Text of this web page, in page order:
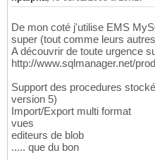
De mon coté j'utilise EMS
super (tout comme leurs
A découvrir de toute urgence
http://www.sqlmanager.net/
Support des procedures
version 5)
Import/Export multi format
vues
editeurs de blob
..... que du bon